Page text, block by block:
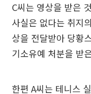
C씨는 영상을 받은
사실은 없다는 취지
상을 전달받아 당황
기소유예 처분을 받
한편 A씨는 테니스